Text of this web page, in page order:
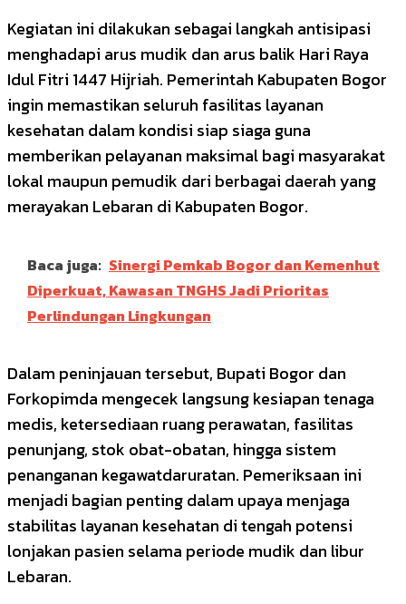
Kegiatan ini dilakukan sebagai langkah antisipasi
menghadapi arus mudik dan arus balik Hari Raya
Idul Fitri 1447 Hijriah. Pemerintah Kabupaten Bogor
ingin memastikan seluruh fasilitas layanan
kesehatan dalam kondisi siap siaga guna
memberikan pelayanan maksimal bagi masyarakat
lokal maupun pemudik dari berbagai daerah yang
merayakan Lebaran di Kabupaten Bogor.
Baca juga: Sinergi Pemkab Bogor dan Kemenhut
Diperkuat, Kawasan TNGHS Jadi Prioritas
Perlindungan Lingkungan
Dalam peninjauan tersebut, Bupati Bogor dan
Forkopimda mengecek langsung kesiapan tenaga
medis, ketersediaan ruang perawatan, fasilitas
penunjang, stok obat-obatan, hingga sistem
penanganan kegawatdaruratan. Pemeriksaan ini
menjadi bagian penting dalam upaya menjaga
stabilitas layanan kesehatan di tengah potensi
lonjakan pasien selama periode mudik dan libur
Lebaran.